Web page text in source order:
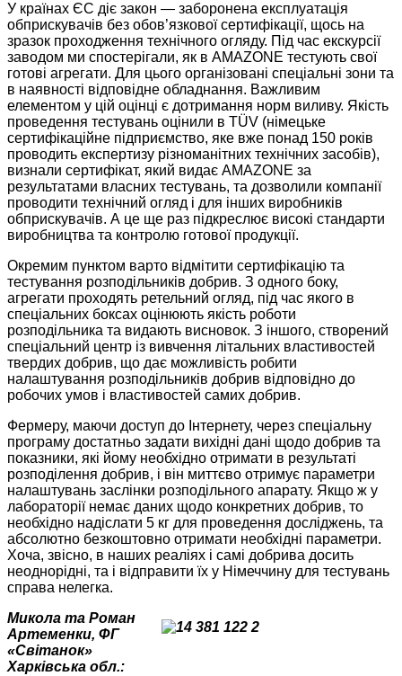
У країнах ЄС діє закон — заборонена експлуатація
обприскувачів без обов’язкової сертифікації, щось на
зразок проходження технічного огляду. Під час екскурсії
заводом ми спостерігали, як в AMAZONE тестують свої
готові агрегати. Для цього організовані спеціальні зони та
в наявності відповідне обладнання. Важливим
елементом у цій оцінці є дотримання норм виливу. Якість
проведення тестувань оцінили в TÜV (німецьке
сертифікаційне підприємство, яке вже понад 150 років
проводить експертизу різноманітних технічних засобів),
визнали сертифікат, який видає AMAZONE за
результатами власних тестувань, та дозволили компанії
проводити технічний огляд і для інших виробників
обприскувачів. А це ще раз підкреслює високі стандарти
виробництва та контролю готової продукції.
Окремим пунктом варто відмітити сертифікацію та
тестування розподільників добрив. З одного боку,
агрегати проходять ретельний огляд, під час якого в
спеціальних боксах оцінюють якість роботи
розподільника та видають висновок. З іншого, створений
спеціальний центр із вивчення літальних властивостей
твердих добрив, що дає можливість робити
налаштування розподільників добрив відповідно до
робочих умов і властивостей самих добрив.
Фермеру, маючи доступ до Інтернету, через спеціальну
програму достатньо задати вихідні дані щодо добрив та
показники, які йому необхідно отримати в результаті
розподілення добрив, і він миттєво отримує параметри
налаштувань заслінки розподільного апарату. Якщо ж у
лабораторії немає даних щодо конкретних добрив, то
необхідно надіслати 5 кг для проведення досліджень, та
абсолютно безкоштовно отримати необхідні параметри.
Хоча, звісно, в наших реаліях і самі добрива досить
неоднорідні, та і відправити їх у Німеччину для тестувань
справа нелегка.
Микола та Роман
Артеменки, ФГ
«Світанок»
Харківська обл.: